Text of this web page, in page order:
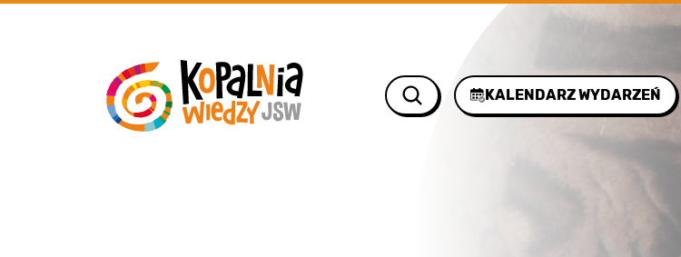
KALENDARZ WYDARZEŃ